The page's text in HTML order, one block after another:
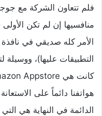
فلم تتعاون الشركة مع
منافسيها إن لم تكن
الأمر كله صديقي في
هواتفنا دائماً على
الدائمة في النهاية هي